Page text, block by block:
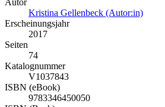
Kristina Gellenbeck (Autor:in)
Erscheinungsjahr
2017
Seiten
74
Katalognummer
V1037843
ISBN (eBook)
9783346450050